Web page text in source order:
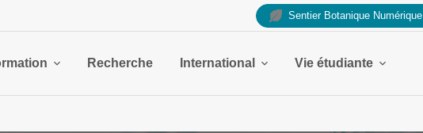
Sentier Botanique Numérique
Recherche International Vie étudiante